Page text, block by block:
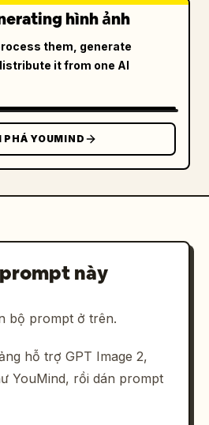
hình ảnh
them, generate
it from one AI
PHÁ YOUMIND
này
bộ prompt ở trên.
hỗ trợ GPT Image 2,
YouMind, rồi dán prompt